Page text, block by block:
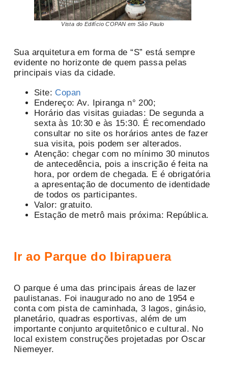
Vista do Edifício COPAN em São Paulo
Sua arquitetura em forma de “S” está sempre
evidente no horizonte de quem passa pelas
principais vias da cidade.
Site: Copan
Endereço: Av. Ipiranga n° 200;
Horário das visitas guiadas: De segunda a
sexta às 10:30 e às 15:30. É recomendado
consultar no site os horários antes de fazer
sua visita, pois podem ser alterados.
Atenção: chegar com no mínimo 30 minutos
de antecedência, pois a inscrição é feita na
hora, por ordem de chegada. E é obrigatória
a apresentação de documento de identidade
de todos os participantes.
Valor: gratuito.
Estação de metrô mais próxima: República.
Ir ao Parque do Ibirapuera
O parque é uma das principais áreas de lazer
paulistanas. Foi inaugurado no ano de 1954 e
conta com pista de caminhada, 3 lagos, ginásio,
planetário, quadras esportivas, além de um
importante conjunto arquitetônico e cultural. No
local existem construções projetadas por Oscar
Niemeyer.